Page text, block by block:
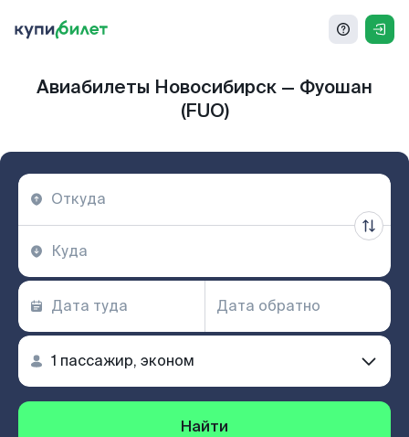
Авиабилеты Новосибирск — Фуошан
(FUO)
Найти